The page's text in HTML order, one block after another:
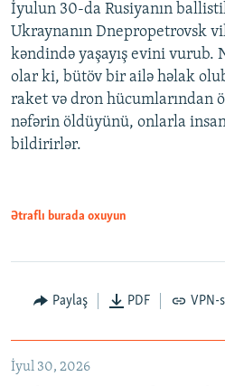
İyulun 30-da Rusiyanın
Ukraynanın Dnepropetrovsk
kəndində yaşayış evini vurub.
olar ki, bütöv bir ailə həlak
raket və dron hücumlarından
nəfərin öldüyünü, onlarla
bildirirlər.
Ətraflı burada oxuyun
Paylaş PDF VPN-
İyul 30, 2026